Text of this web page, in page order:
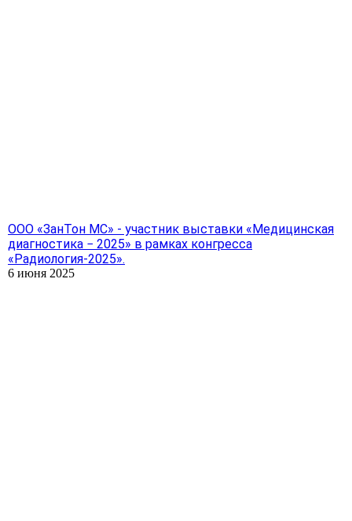
ООО «ЗанТон МС» - участник выставки «Медицинская
диагностика − 2025» в рамках конгресса
«Радиология-2025».
6 июня 2025